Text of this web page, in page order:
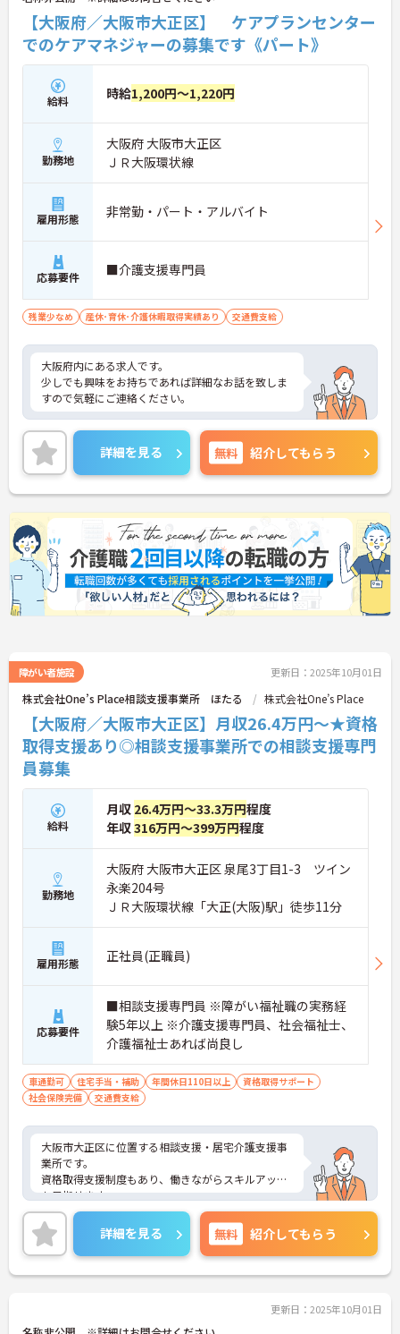
【大阪府／大阪市大正区】 ケアプランセンター
でのケアマネジャーの募集です《パート》
給料 時給1,200円～1,220円
勤務地
大阪府 大阪市大正区
ＪＲ大阪環状線
雇用形態 非常勤・パート・アルバイト
応募要件 ■介護支援専門員
残業少なめ 産休･育休･介護休暇取得実績あり 交通費支給
大阪府内にある求人です。
少しでも興味をお持ちであれば詳細なお話を致しま
すので気軽にご連絡ください。
詳細を見る 無料 紹介してもらう
障がい者施設 更新日：2025年10月01日
株式会社One’s Place相談支援事業所 ほたる 株式会社One’s Place
【大阪府／大阪市大正区】月収26.4万円～★資格
取得支援あり◎相談支援事業所での相談支援専門
員募集
給料
月収 26.4万円～33.3万円程度
年収316万円～399万円程度
勤務地
大阪府 大阪市大正区 泉尾3丁目1-3 ツイン
永楽204号
ＪＲ大阪環状線「大正(大阪)駅」徒歩11分
雇用形態 正社員(正職員)
応募要件
■相談支援専門員 ※障がい福祉職の実務経
験5年以上 ※介護支援専門員、社会福祉士、
介護福祉士あれば尚良し
車通勤可 住宅手当・補助 年間休日110日以上
資格取得サポート
社会保険完備
交通費支給
大阪市大正区に位置する相談支援・居宅介護支援事
業所です。
資格取得支援制度もあり、働きながらスキルアップ
も目指せます。
基本土日がお休みですでの、メリハリつけてご就業
いただけます。
ご興味のある方には、面接対策ポイントなど、さら
に詳細をお話しいたしますのでお気軽にご相談くだ
さい！
詳細を見る 無料 紹介してもらう
更新日：2025年10月01日